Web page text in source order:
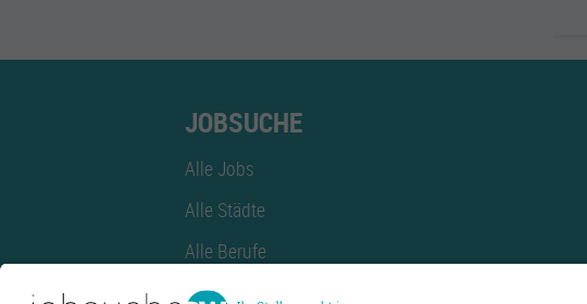
JOBSUCHE
Alle Jobs
Alle Städte
Alle Berufe
Alle Berufe nach Stadt